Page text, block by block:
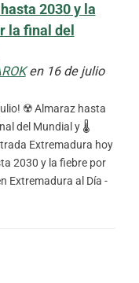
2030 y la
la final del
en 16 de julio
☢️ Almaraz hasta
del Mundial y 🌡️
Extremadura hoy
2030 y la fiebre por
Extremadura al Día -